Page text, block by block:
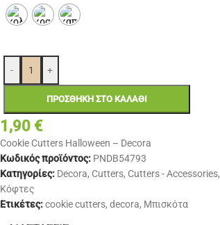
- +
ΠΡΟΣΘΉΚΗ ΣΤΟ ΚΑΛΆΘΙ
1,90 €
Cookie Cutters Halloween – Decora
Κωδικός προϊόντος: PNDB54793
Κατηγορίες: Decora, Cutters, Cutters - Accessories,
Κόφτες
Ετικέτες: cookie cutters, decora, Μπισκότα